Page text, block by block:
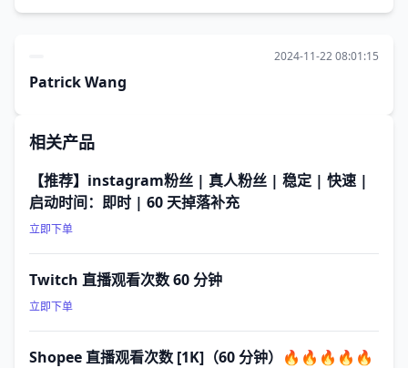
2024-11-22 08:01:15
Patrick Wang
相关产品
【推荐】instagram粉丝 | 真人粉丝 | 稳定 | 快速 |
启动时间：即时 | 60 天掉落补充
立即下单
Twitch 直播观看次数 60 分钟
立即下单
Shopee 直播观看次数 [1K]（60 分钟）🔥🔥🔥🔥🔥